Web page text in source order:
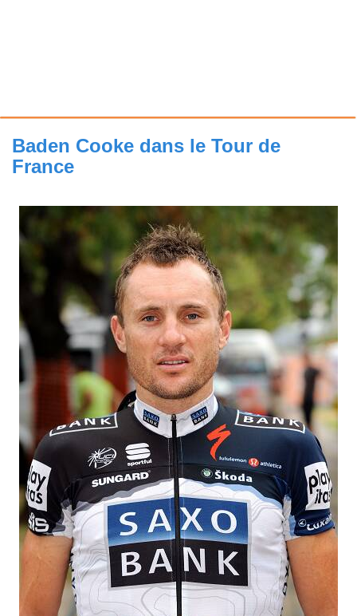
Baden Cooke dans le Tour de
France